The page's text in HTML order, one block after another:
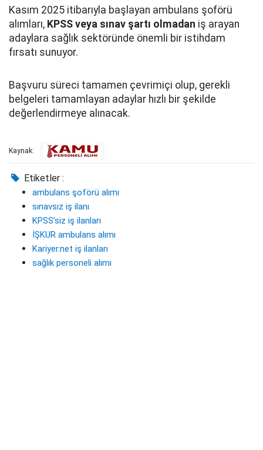
Kasım 2025 itibarıyla başlayan ambulans şoförü
alımları, KPSS veya sınav şartı olmadan iş arayan
adaylara sağlık sektöründe önemli bir istihdam
fırsatı sunuyor.
Başvuru süreci tamamen çevrimiçi olup, gerekli
belgeleri tamamlayan adaylar hızlı bir şekilde
değerlendirmeye alınacak.
Kaynak:
Etiketler :
ambulans şoförü alımı
sınavsız iş ilanı
KPSS’siz iş ilanları
İŞKUR ambulans alımı
Kariyer.net iş ilanları
sağlık personeli alımı